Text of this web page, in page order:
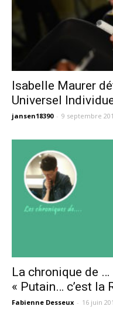
Isabelle Maurer
Universel
jansen18390 - 9 septembre
La chronique de …
« Putain… c’est la
Fabienne Desseux - 16 juin